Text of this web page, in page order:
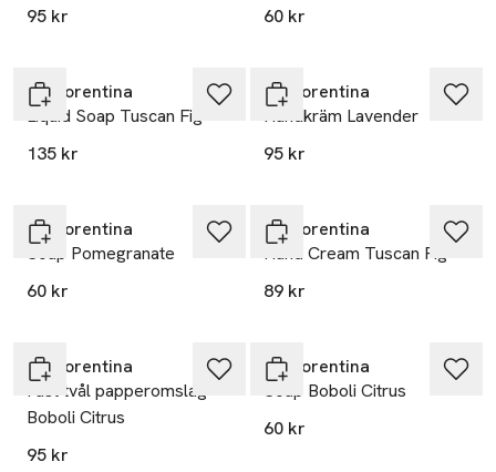
95 kr
60 kr
La Florentina
Liquid Soap Tuscan Fig
135 kr
La Florentina
Handkräm Lavender
95 kr
La Florentina
Soap Pomegranate
60 kr
La Florentina
Hand Cream Tuscan Fig
89 kr
La Florentina
Fast tvål papperomslag
Boboli Citrus
95 kr
La Florentina
Soap Boboli Citrus
60 kr